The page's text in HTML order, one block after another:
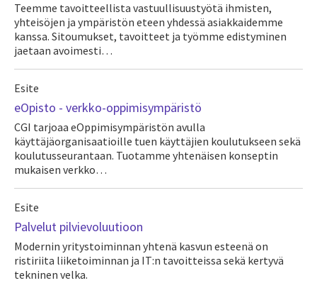
Teemme tavoitteellista vastuullisuustyötä ihmisten,
yhteisöjen ja ympäristön eteen yhdessä asiakkaidemme
kanssa. Sitoumukset, tavoitteet ja työmme edistyminen
jaetaan avoimesti…
Esite
eOpisto - verkko-oppimisympäristö
CGI tarjoaa eOppimisympäristön avulla
käyttäjäorganisaatioille tuen käyttäjien koulutukseen sekä
koulutusseurantaan. Tuotamme yhtenäisen konseptin
mukaisen verkko…
Esite
Palvelut pilvievoluutioon
Modernin yritystoiminnan yhtenä kasvun esteenä on
ristiriita liiketoiminnan ja IT:n tavoitteissa sekä kertyvä
tekninen velka.